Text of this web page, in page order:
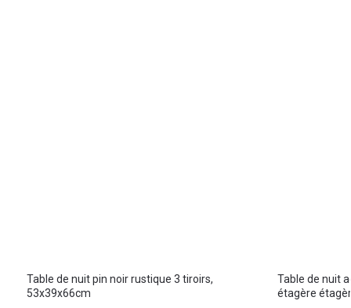
Table de nuit pin noir rustique 3 tiroirs,
53x39x66cm
Table de nuit
étagère